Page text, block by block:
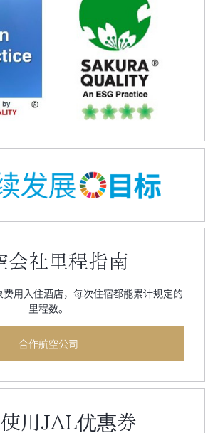
会社里程指南
用入住酒店，每次住宿都能累计规定的
里程数。
合作航空公司
用JAL优惠券